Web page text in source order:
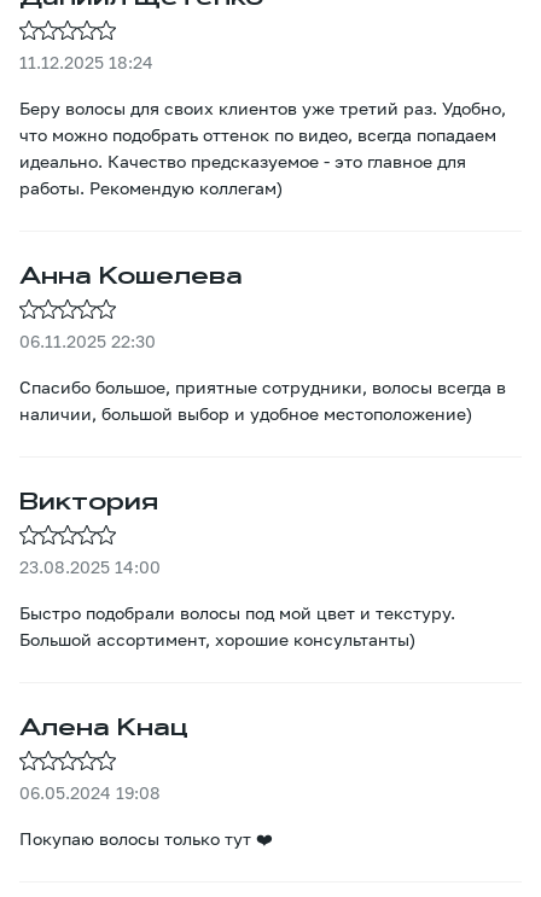
11.12.2025 18:24
Беру волосы для своих клиентов уже третий раз. Удобно,
что можно подобрать оттенок по видео, всегда попадаем
идеально. Качество предсказуемое - это главное для
работы. Рекомендую коллегам)
Анна Кошелева
06.11.2025 22:30
Спасибо большое, приятные сотрудники, волосы всегда в
наличии, большой выбор и удобное местоположение)
Виктория
23.08.2025 14:00
Быстро подобрали волосы под мой цвет и текстуру.
Большой ассортимент, хорошие консультанты)
Алена Кнац
06.05.2024 19:08
Покупаю волосы только тут ❤️